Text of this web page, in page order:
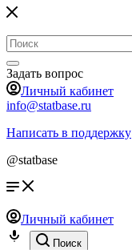
Задать вопрос
Личный кабинет
info@statbase.ru
Написать в поддержку
@statbase
Личный кабинет
Поиск